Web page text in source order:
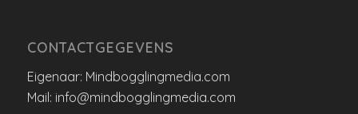
CONTACTGEGEVENS
Eigenaar: Mindbogglingmedia.com
Mail: info@mindbogglingmedia.com